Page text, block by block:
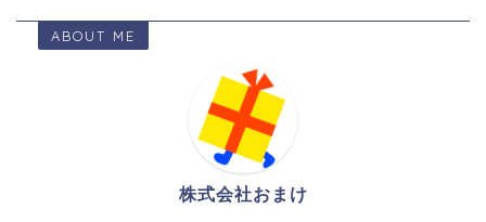
ABOUT ME
株式会社おまけ